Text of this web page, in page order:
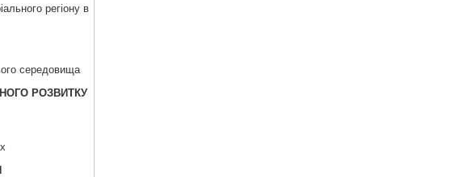
регіону в
середовища
РОЗВИТКУ